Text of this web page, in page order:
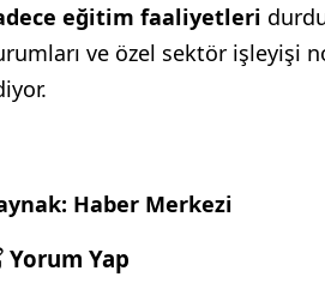
eğitim faaliyetleri
ve özel sektör işleyişi
Haber Merkezi
Yorum Yap